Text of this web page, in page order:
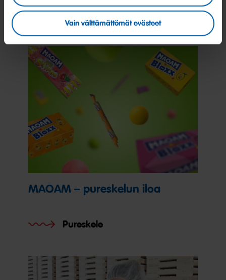
Vain välttämättömät evästeet
MAOAM – pureskelun iloa
Pureskele